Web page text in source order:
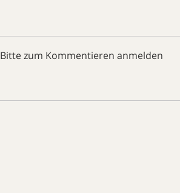
Bitte zum Kommentieren anmelden